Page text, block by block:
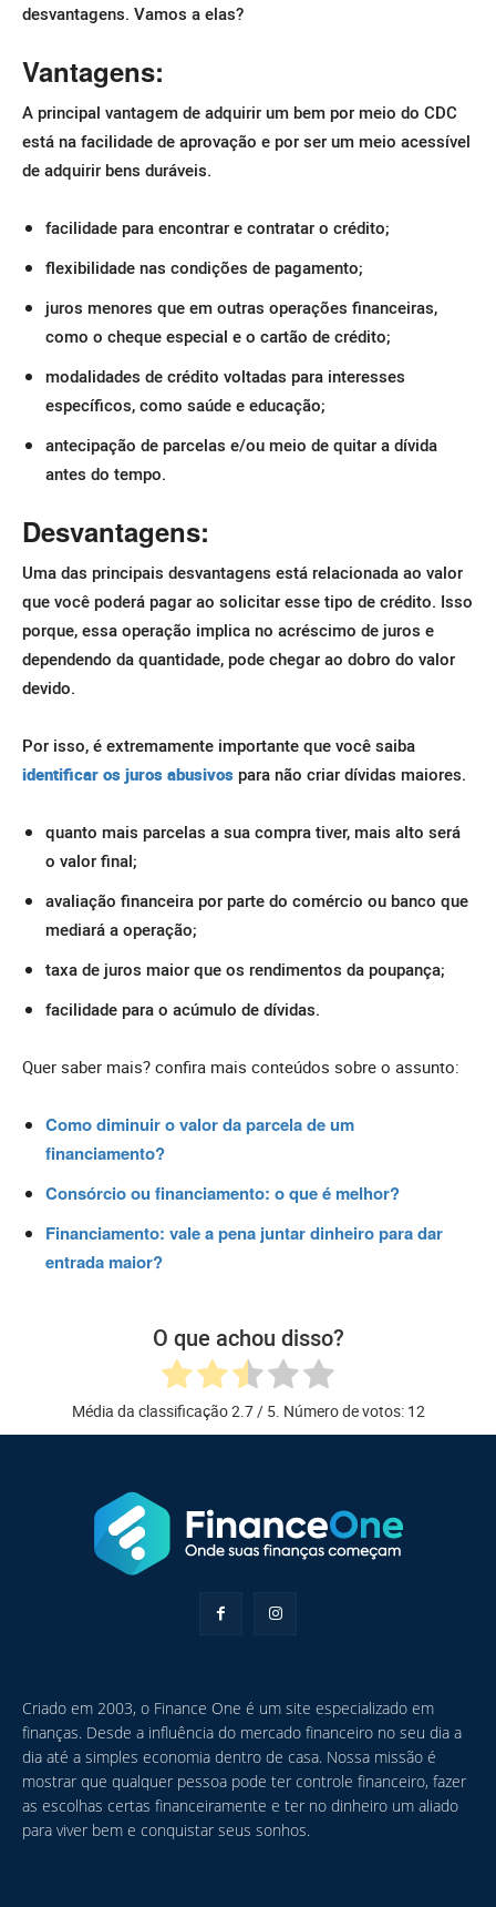
desvantagens. Vamos a elas?
Vantagens:
A principal vantagem de adquirir um bem por meio do CDC
está na facilidade de aprovação e por ser um meio acessível
de adquirir bens duráveis.
facilidade para encontrar e contratar o crédito;
flexibilidade nas condições de pagamento;
juros menores que em outras operações financeiras,
como o cheque especial e o cartão de crédito;
modalidades de crédito voltadas para interesses
específicos, como saúde e educação;
antecipação de parcelas e/ou meio de quitar a dívida
antes do tempo.
Desvantagens:
Uma das principais desvantagens está relacionada ao valor
que você poderá pagar ao solicitar esse tipo de crédito. Isso
porque, essa operação implica no acréscimo de juros e
dependendo da quantidade, pode chegar ao dobro do valor
devido.
Por isso, é extremamente importante que você saiba
identificar os juros abusivos para não criar dívidas maiores.
quanto mais parcelas a sua compra tiver, mais alto será
o valor final;
avaliação financeira por parte do comércio ou banco que
mediará a operação;
taxa de juros maior que os rendimentos da poupança;
facilidade para o acúmulo de dívidas.
Quer saber mais? confira mais conteúdos sobre o assunto:
Como diminuir o valor da parcela de um
financiamento?
Consórcio ou financiamento: o que é melhor?
Financiamento: vale a pena juntar dinheiro para dar
entrada maior?
O que achou disso?
Média da classificação2.7/ 5. Número de votos: 12
Criado em 2003, o Finance One é um site especializado em
finanças. Desde a influência do mercado financeiro no seu dia a
dia até a simples economia dentro de casa. Nossa missão é
mostrar que qualquer pessoa pode ter controle financeiro, fazer
as escolhas certas financeiramente e ter no dinheiro um aliado
para viver bem e conquistar seus sonhos.